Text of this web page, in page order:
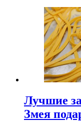
Лучшие
Змея